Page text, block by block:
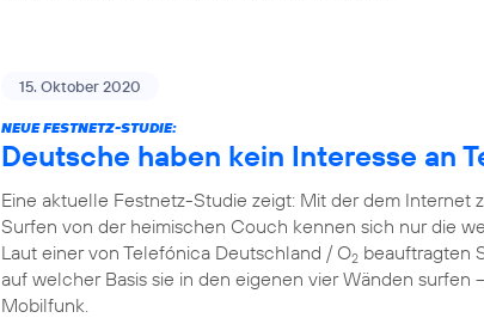
15. Oktober 2020
NEUE FESTNETZ-STUDIE:
Deutsche haben kein Interesse an
Eine aktuelle Festnetz-Studie zeigt: Mit der dem Internet
Surfen von der heimischen Couch kennen sich nur die
Laut einer von Telefónica Deutschland / O2 beauftragten
auf welcher Basis sie in den eigenen vier Wänden surfen
Mobilfunk.